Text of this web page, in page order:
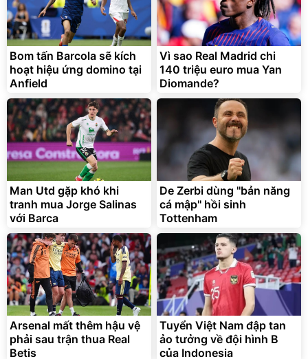
Bom tấn Barcola sẽ kích
hoạt hiệu ứng domino tại
Anfield
Vì sao Real Madrid chi
140 triệu euro mua Yan
Diomande?
Man Utd gặp khó khi
tranh mua Jorge Salinas
với Barca
De Zerbi dùng ''bản năng
cá mập'' hồi sinh
Tottenham
Arsenal mất thêm hậu vệ
phải sau trận thua Real
Betis
Tuyển Việt Nam đập tan
ảo tưởng về đội hình B
của Indonesia